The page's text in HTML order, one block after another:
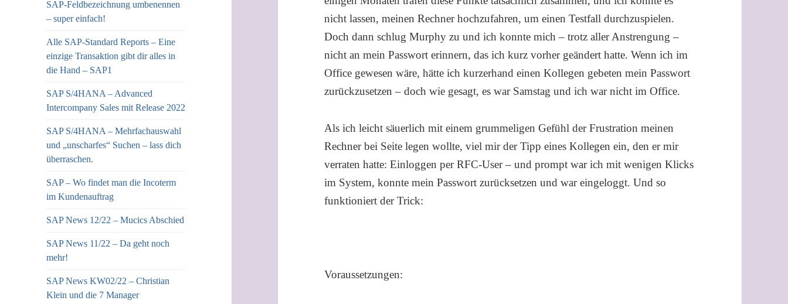
SAP-Feldbezeichnung umbenennen
– super einfach!
Alle SAP-Standard Reports – Eine
einzige Transaktion gibt dir alles in
die Hand – SAP1
SAP S/4HANA – Advanced
Intercompany Sales mit Release 2022
SAP S/4HANA – Mehrfachauswahl
und „unscharfes“ Suchen – lass dich
überraschen.
SAP – Wo findet man die Incoterm
im Kundenauftrag
SAP News 12/22 – Mucics Abschied
SAP News 11/22 – Da geht noch
mehr!
SAP News KW02/22 – Christian
Klein und die 7 Manager
nicht lassen, meinen Rechner hochzufahren, um einen Testfall durchzuspielen.
Doch dann schlug Murphy zu und ich konnte mich – trotz aller Anstrengung –
nicht an mein Passwort erinnern, das ich kurz vorher geändert hatte. Wenn ich im
Office gewesen wäre, hätte ich kurzerhand einen Kollegen gebeten mein Passwort
zurückzusetzen – doch wie gesagt, es war Samstag und ich war nicht im Office.
Als ich leicht säuerlich mit einem grummeligen Gefühl der Frustration meinen
Rechner bei Seite legen wollte, viel mir der Tipp eines Kollegen ein, den er mir
verraten hatte: Einloggen per RFC-User – und prompt war ich mit wenigen Klicks
im System, konnte mein Passwort zurücksetzen und war eingeloggt. Und so
funktioniert der Trick:
Voraussetzungen: